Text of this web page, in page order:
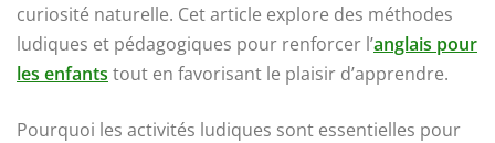
curiosité naturelle. Cet article explore des méthodes
ludiques et pédagogiques pour renforcer l’anglais pour
les enfants tout en favorisant le plaisir d’apprendre.
Pourquoi les activités ludiques sont essentielles pour